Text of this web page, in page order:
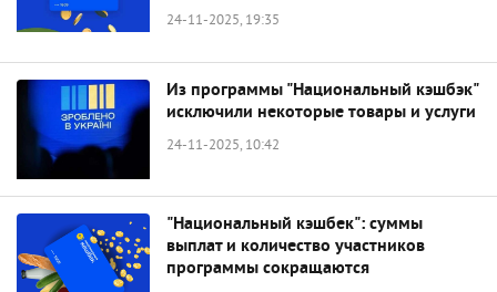
24-11-2025, 19:35
Из программы "Национальный кэшбэк"
исключили некоторые товары и услуги
24-11-2025, 10:42
"Национальный кэшбек": суммы
выплат и количество участников
программы сокращаются